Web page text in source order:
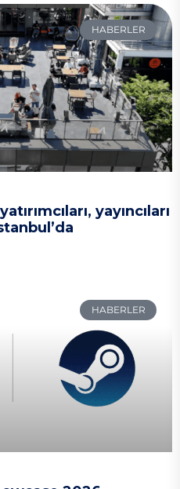
HABERLER
yayıncıları
HABERLER